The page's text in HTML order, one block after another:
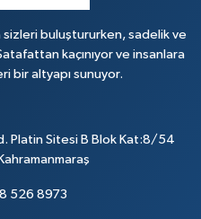
buluştururken, sadelik ve
kaçınıyor ve insanlara
bir altyapı sunuyor.
Platin Sitesi B Blok Kat:8/54
526 8973